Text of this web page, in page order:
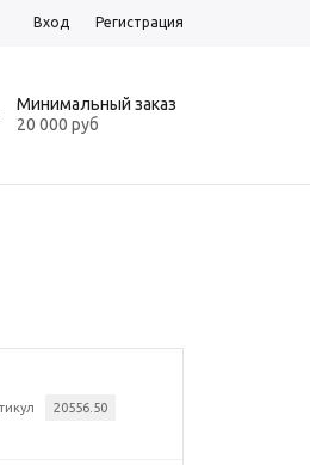
Вход Регистрация
Минимальный заказ
20 000 руб
20556.50